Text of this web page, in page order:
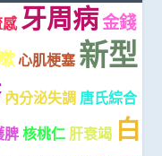
牙周病金錢
心肌梗塞 新型
內分泌失調 唐氏綜合
脾 核桃仁 肝衰竭 白